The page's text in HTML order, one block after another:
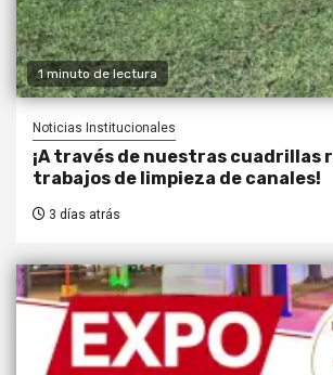
1 minuto de lectura
Noticias Institucionales
¡A través de nuestras cuadrillas
trabajos de limpieza de canales!
3 días atrás